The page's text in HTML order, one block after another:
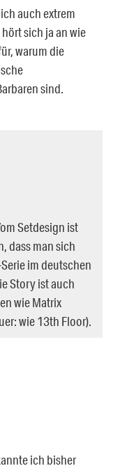
auch extrem
hört sich ja an wie
warum die
sind.
Setdesign ist
dass man sich
im deutschen
Story ist auch
wie Matrix
wie 13th Floor).
ich bisher